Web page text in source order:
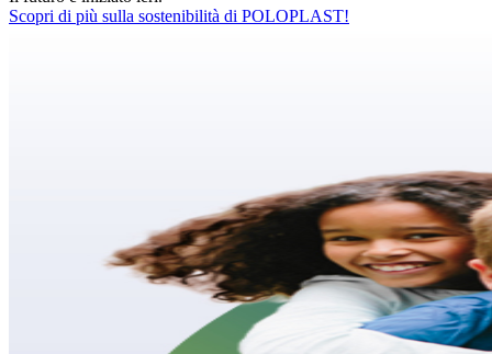
Scopri di più sulla sostenibilità di POLOPLAST!